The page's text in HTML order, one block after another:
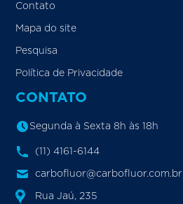
Contato
Mapa do site
Pesquisa
Política de Privacidade
CONTATO
Segunda à Sexta 8h às 18h
(11) 4161-6144
carbofluor@carbofluor.com.br
Rua Jaú, 235